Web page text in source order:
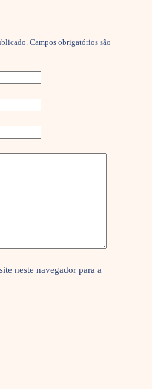
Campos obrigatórios são
neste navegador para a